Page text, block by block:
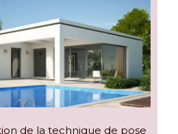
de la technique de pose